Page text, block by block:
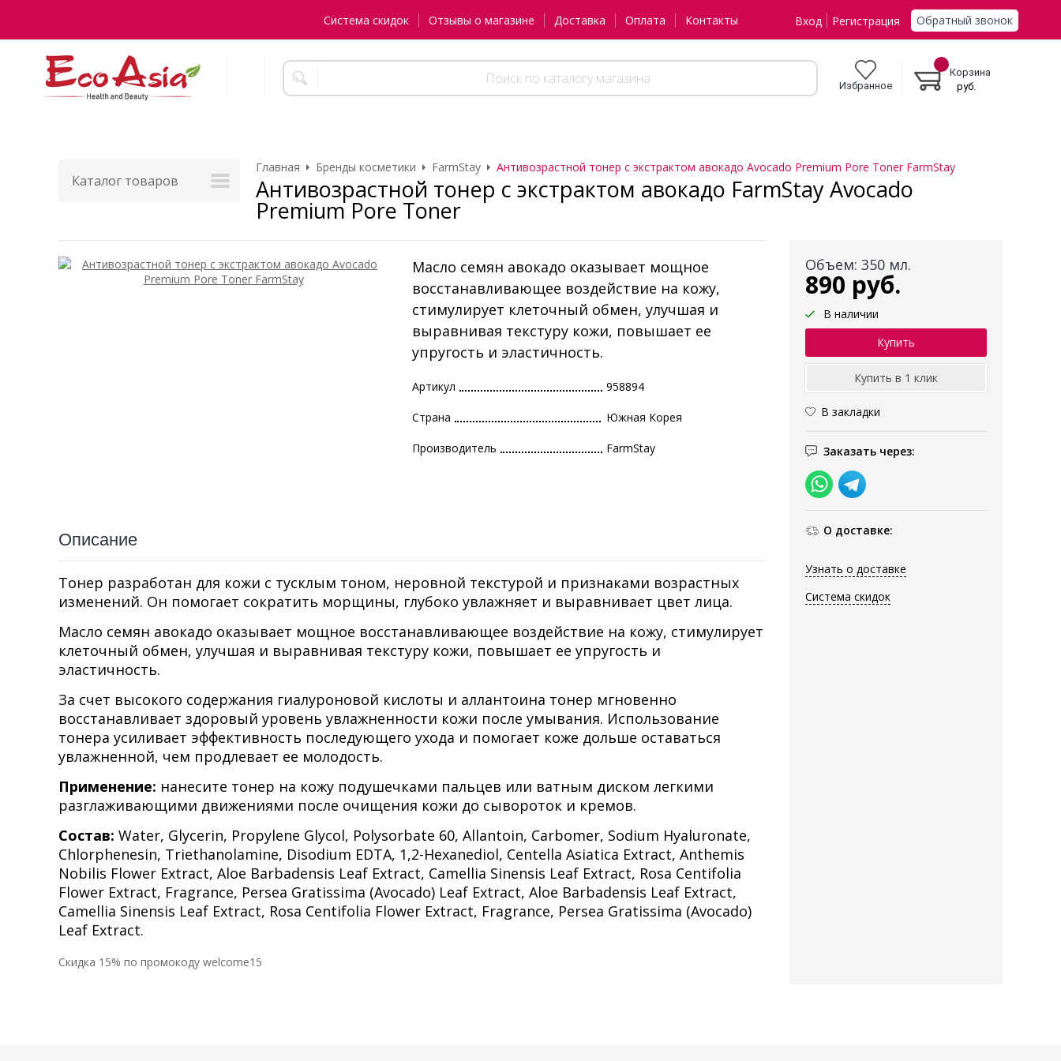
Система скидок Отзывы о магазине Доставка Оплата Контакты Вход Регистрация Обратный звонок
Избранное
Корзина
руб.
Каталог товаров
Главная Бренды косметики FarmStay Антивозрастной тонер с экстрактом авокадо Avocado Premium Pore Toner FarmStay
Антивозрастной тонер с экстрактом авокадо FarmStay Avocado
Premium Pore Toner
Объем: 350 мл.
890 руб.
В наличии
В закладки
Заказать через:
О доставке:
Узнать о доставке
Система скидок
Масло семян авокадо оказывает мощное
восстанавливающее воздействие на кожу,
стимулирует клеточный обмен, улучшая и
выравнивая текстуру кожи, повышает ее
упругость и эластичность.
Артикул 958894
Страна Южная Корея
Производитель FarmStay
Описание
Тонер разработан для кожи с тусклым тоном, неровной текстурой и признаками возрастных
изменений. Он помогает сократить морщины, глубоко увлажняет и выравнивает цвет лица.
Масло семян авокадо оказывает мощное восстанавливающее воздействие на кожу, стимулирует
клеточный обмен, улучшая и выравнивая текстуру кожи, повышает ее упругость и
эластичность.
За счет высокого содержания гиалуроновой кислоты и аллантоина тонер мгновенно
восстанавливает здоровый уровень увлажненности кожи после умывания. Использование
тонера усиливает эффективность последующего ухода и помогает коже дольше оставаться
увлажненной, чем продлевает ее молодость.
Применение: нанесите тонер на кожу подушечками пальцев или ватным диском легкими
разглаживающими движениями после очищения кожи до сывороток и кремов.
Состав: Water, Glycerin, Propylene Glycol, Polysorbate 60, Allantoin, Carbomer, Sodium Hyaluronate,
Chlorphenesin, Triethanolamine, Disodium EDTA, 1,2-Hexanediol, Centella Asiatica Extract, Anthemis
Nobilis Flower Extract, Aloe Barbadensis Leaf Extract, Camellia Sinensis Leaf Extract, Rosa Centifolia
Flower Extract, Fragrance, Persea Gratissima (Avocado) Leaf Extract, Aloe Barbadensis Leaf Extract,
Camellia Sinensis Leaf Extract, Rosa Centifolia Flower Extract, Fragrance, Persea Gratissima (Avocado)
Leaf Extract.
Cкидка 15% по промокоду welcome15